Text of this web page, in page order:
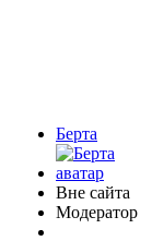
Берта
Вне сайта
Модератор